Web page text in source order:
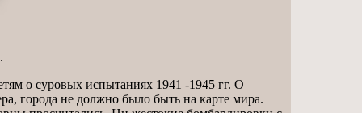
о суровых испытаниях 1941 -1945 гг. О
города не должно было быть на карте мира.